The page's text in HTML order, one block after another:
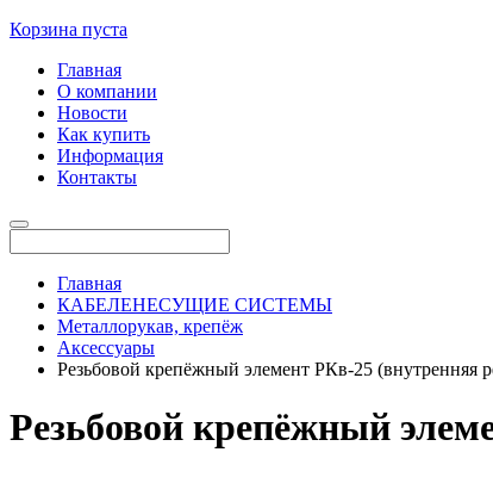
Корзина пуста
Главная
О компании
Новости
Как купить
Информация
Контакты
Главная
КАБЕЛЕНЕСУЩИЕ СИСТЕМЫ
Металлорукав, крепёж
Аксессуары
Резьбовой крепёжный элемент РКв-25 (внутренняя
Резьбовой крепёжный